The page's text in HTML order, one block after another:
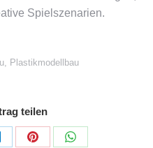
Spielszenarien​​.
, Plastikmodellbau
teilen